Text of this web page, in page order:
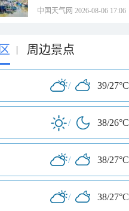
中国天气网 2026-08-06 17:06
| 周边景点
/ 39/27°C
/ 38/26°C
/ 38/27°C
/ 38/27°C